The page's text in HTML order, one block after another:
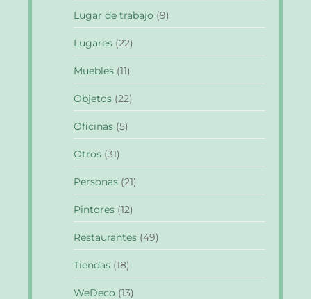
Lugar de trabajo (9)
Lugares (22)
Muebles (11)
Objetos (22)
Oficinas (5)
Otros (31)
Personas (21)
Pintores (12)
Restaurantes (49)
Tiendas (18)
WeDeco (13)